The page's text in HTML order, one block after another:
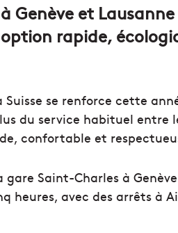
Genève et
rapide,
se renforce cette
du service habituel entre
confortable et
Saint-Charles à
heures, avec des arrêts à